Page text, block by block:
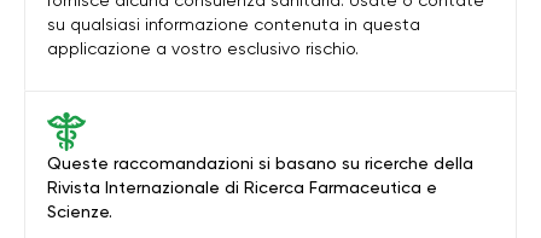
Queste raccomandazioni si basano su ricerche della
Rivista Internazionale di Ricerca Farmaceutica e
Scienze.
su qualsiasi informazione contenuta in questa
applicazione a vostro esclusivo rischio.